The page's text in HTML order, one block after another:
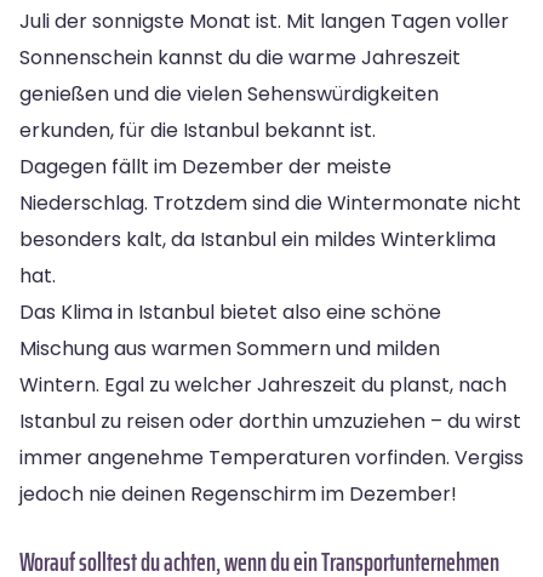
Juli der sonnigste Monat ist. Mit langen Tagen voller
Sonnenschein kannst du die warme Jahreszeit
genießen und die vielen Sehenswürdigkeiten
erkunden, für die Istanbul bekannt ist.
Dagegen fällt im Dezember der meiste
Niederschlag. Trotzdem sind die Wintermonate nicht
besonders kalt, da Istanbul ein mildes Winterklima
hat.
Das Klima in Istanbul bietet also eine schöne
Mischung aus warmen Sommern und milden
Wintern. Egal zu welcher Jahreszeit du planst, nach
Istanbul zu reisen oder dorthin umzuziehen – du wirst
immer angenehme Temperaturen vorfinden. Vergiss
jedoch nie deinen Regenschirm im Dezember!
Worauf solltest du achten, wenn du ein Transportunternehmen